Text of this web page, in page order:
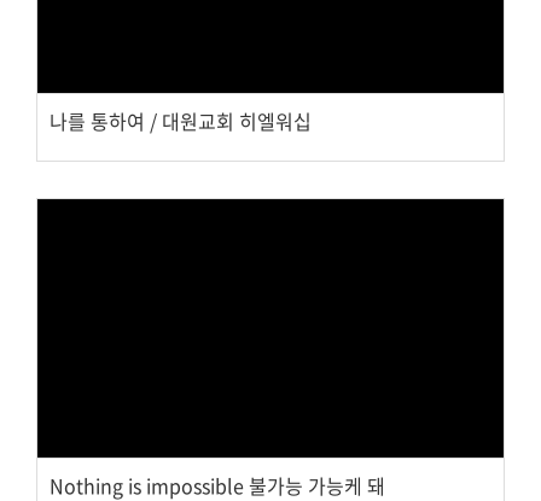
나를 통하여 / 대원교회 히엘워십
Nothing is impossible 불가능 가능케 돼